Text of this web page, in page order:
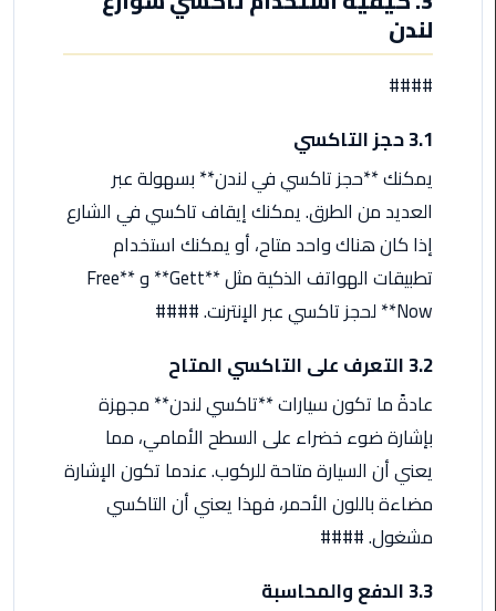
ليموزين
الاسكندريه
تاكسي
مطار
القاهرة
ليموزين
الاسكندريه
مطروح
ليموزين
المطار
ليموزين
الأحمر
القاهرة
لندن
####
3.1 حجز التاكسي
يمكنك **حجز تاكسي في لندن** بسهولة عبر
العديد من الطرق. يمكنك إيقاف تاكسي في الشارع
إذا كان هناك واحد متاح، أو يمكنك استخدام
تطبيقات الهواتف الذكية مثل **Gett** و **Free
Now** لحجز تاكسي عبر الإنترنت. ####
3.2 التعرف على التاكسي المتاح
عادةً ما تكون سيارات **تاكسي لندن** مجهزة
بإشارة ضوء خضراء على السطح الأمامي، مما
يعني أن السيارة متاحة للركوب. عندما تكون الإشارة
مضاءة باللون الأحمر، فهذا يعني أن التاكسي
مشغول. ####
3.3 الدفع والمحاسبة